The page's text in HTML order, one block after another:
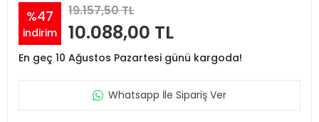
%47
indirim
19.157,50 TL
10.088,00 TL
En geç 10 Ağustos Pazartesi günü kargoda!
Whatsapp İle Sipariş Ver